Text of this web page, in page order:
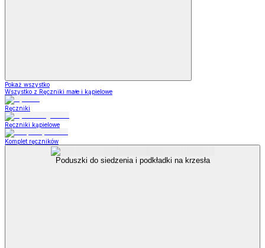
Pokaż wszystko
Wszystko z Ręczniki małe i kąpielowe
Ręczniki
Ręczniki kąpielowe
Komplet ręczników
Poduszki do siedzenia i podkładki na krzesła